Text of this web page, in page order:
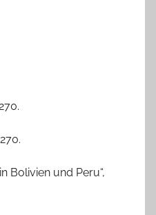
Bolivien und Peru“,